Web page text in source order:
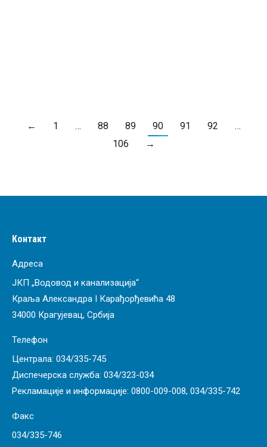
← 1 … 88 89 90 91 92
…
106
→
Контакт
Адреса
ЈКП „Водовод и канализација“
Краља Александра I Карађорђевића 48
34000 Крагујевац, Србија
Телефон
Централа: 034/335-745
Диспечерска служба: 034/323-034
Рекламације и информације: 0800-009-008, 034/335-742
Факс
034/335-746